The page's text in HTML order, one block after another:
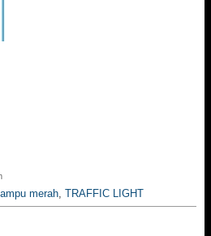
lampu merah, TRAFFIC LIGHT